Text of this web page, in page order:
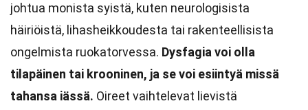
johtua monista syistä, kuten neurologisista
häiriöistä, lihasheikkoudesta tai rakenteellisista
ongelmista ruokatorvessa. Dysfagia voi olla
tilapäinen tai krooninen, ja se voi esiintyä missä
tahansa iässä. Oireet vaihtelevat lievistä